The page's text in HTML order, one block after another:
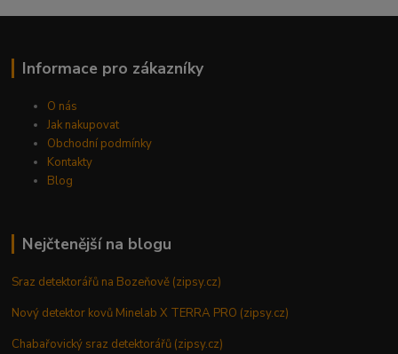
Informace pro zákazníky
O nás
Jak nakupovat
Obchodní podmínky
Kontakty
Blog
Nejčtenější na blogu
Sraz detektorářů na Bozeňově (zipsy.cz)
Nový detektor kovů Minelab X TERRA PRO (zipsy.cz)
Chabařovický sraz detektorářů (zipsy.cz)